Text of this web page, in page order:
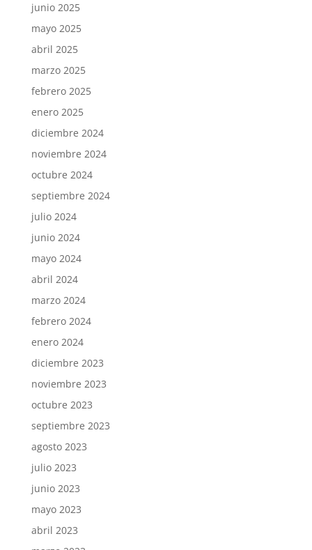
junio 2025
mayo 2025
abril 2025
marzo 2025
febrero 2025
enero 2025
diciembre 2024
noviembre 2024
octubre 2024
septiembre 2024
julio 2024
junio 2024
mayo 2024
abril 2024
marzo 2024
febrero 2024
enero 2024
diciembre 2023
noviembre 2023
octubre 2023
septiembre 2023
agosto 2023
julio 2023
junio 2023
mayo 2023
abril 2023